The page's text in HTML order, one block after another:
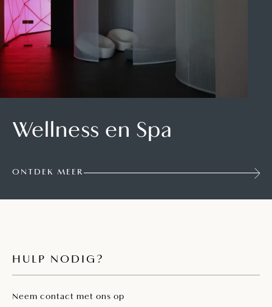
Wellness en Spa
ONTDEK MEER
HULP NODIG?
Neem contact met ons op